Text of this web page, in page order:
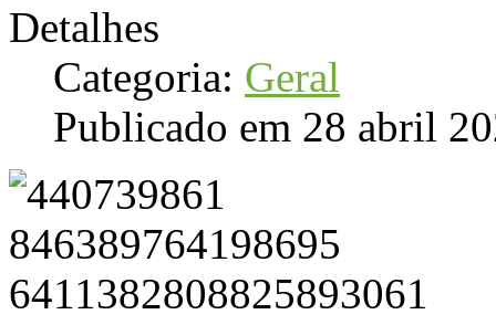
Detalhes
Categoria: Geral
Publicado em 28 abril